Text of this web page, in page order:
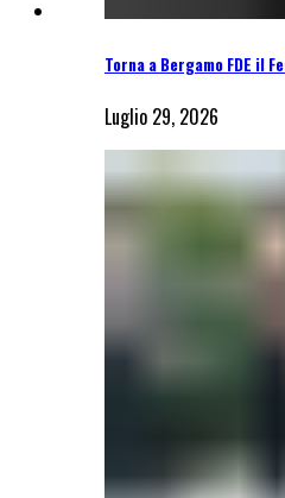
Torna a Bergamo FDE il
Luglio 29, 2026